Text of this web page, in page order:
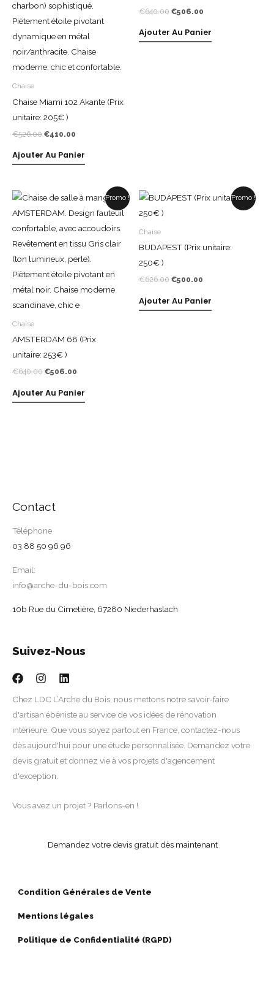
Chaise
Chaise Miami 102 Akante (Prix
unitaire: 205€ )
€526.00 €410.00
Ajouter Au Panier
€640.00 €506.00
Ajouter Au Panier
Promo !
Chaise
AMSTERDAM 68 (Prix
unitaire: 253€ )
€640.00
Le
prix
initial
était :
€640.00.
€506.00
Le
prix
actuel
€506.00.
Ajouter Au Panier
Promo !
Chaise
BUDAPEST (Prix unitaire:
250€ )
€626.00
Le
prix
€500.00
Le
prix
Ajouter Au Panier
Contact
Téléphone
03 88 50 96 96
Email:
info@arche-du-bois.com
10b Rue du Cimetière, 67280 Niederhaslach
Suivez-Nous
Chez LDC L’Arche du Bois, nous mettons notre savoir-faire
d'artisan ébéniste au service de vos idées de rénovation
intérieure. Que vous soyez partout en France, contactez-nous
dès aujourd'hui pour une étude personnalisée. Demandez votre
devis gratuit et donnez vie à vos projets d'agencement
d'exception.
Vous avez un projet ? Parlons-en !
Demandez votre devis gratuit dès maintenant
Condition Générales de Vente
Mentions légales
Politique de Confidentialité (RGPD)